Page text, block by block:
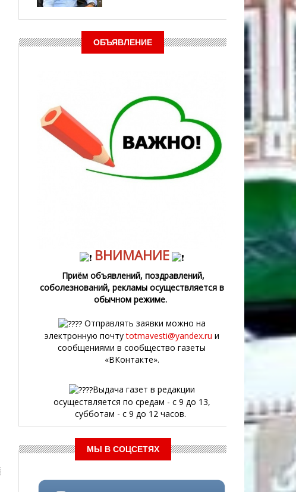
ОБЪЯВЛЕНИЕ
ВНИМАНИЕ
Приём объявлений, поздравлений,
соболезнований, рекламы осуществляется в
обычном режиме.
Отправлять заявки можно на
электронную почтуtotmavesti@yandex.ru и
сообщениями в сообщество газеты
«ВКонтакте».
Выдача газет в редакции
осуществляется по средам - с 9 до 13,
субботам - с 9 до 12 часов.
МЫ В СОЦСЕТЯХ